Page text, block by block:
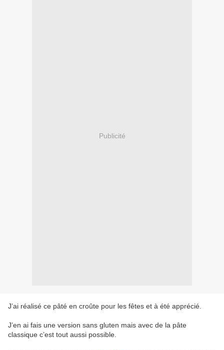
Publicité
J’ai réalisé ce pâté en croûte pour les fêtes et à été apprécié.
J’en ai fais une version sans gluten mais avec de la pâte
classique c’est tout aussi possible.